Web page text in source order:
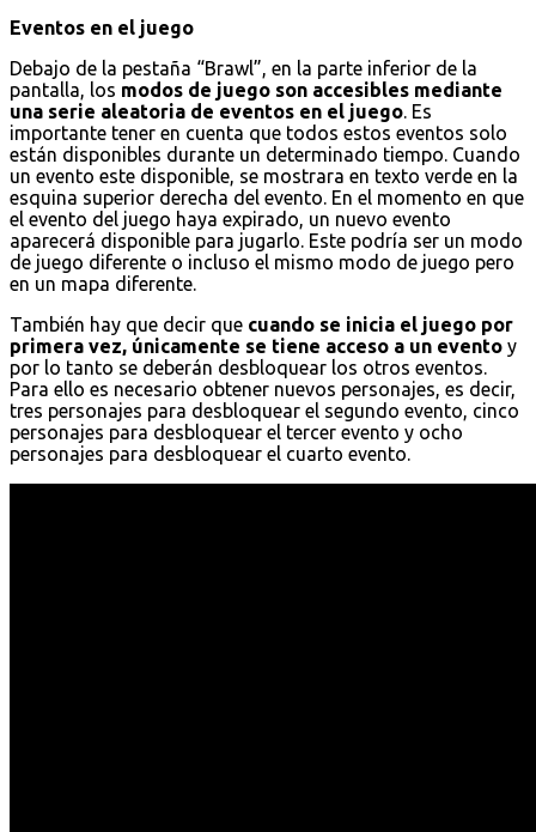
Eventos en el juego
Debajo de la pestaña “Brawl”, en la parte inferior de la
pantalla, los modos de juego son accesibles mediante
una serie aleatoria de eventos en el juego. Es
importante tener en cuenta que todos estos eventos solo
están disponibles durante un determinado tiempo. Cuando
un evento este disponible, se mostrara en texto verde en la
esquina superior derecha del evento. En el momento en que
el evento del juego haya expirado, un nuevo evento
aparecerá disponible para jugarlo. Este podría ser un modo
de juego diferente o incluso el mismo modo de juego pero
en un mapa diferente.
También hay que decir que cuando se inicia el juego por
primera vez, únicamente se tiene acceso a un evento y
por lo tanto se deberán desbloquear los otros eventos.
Para ello es necesario obtener nuevos personajes, es decir,
tres personajes para desbloquear el segundo evento, cinco
personajes para desbloquear el tercer evento y ocho
personajes para desbloquear el cuarto evento.